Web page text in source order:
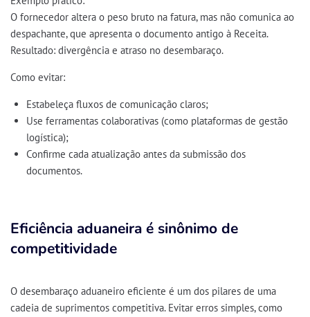
O fornecedor altera o peso bruto na fatura, mas não comunica ao
despachante, que apresenta o documento antigo à Receita.
Resultado: divergência e atraso no desembaraço.
Como evitar:
Estabeleça fluxos de comunicação claros;
Use ferramentas colaborativas (como plataformas de gestão
logística);
Confirme cada atualização antes da submissão dos
documentos.
Eficiência aduaneira é sinônimo de
competitividade
O desembaraço aduaneiro eficiente é um dos pilares de uma
cadeia de suprimentos competitiva. Evitar erros simples, como